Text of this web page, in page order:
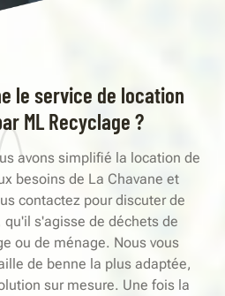
le service de location
ML Recyclage ?
avons simplifié la location de
besoins de La Chavane et
contactez pour discuter de
s'agisse de déchets de
ou de ménage. Nous vous
de benne la plus adaptée,
sur mesure. Une fois la